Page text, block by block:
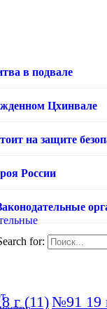
в подвале
Цхинвале
на защите
России
for:
г (11)№91 19